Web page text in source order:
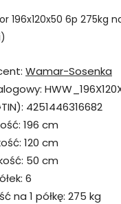
196x120x50 6p 275kg
Wamar-Sosenka
4251446316682
196 cm
120 cm
50 cm
6
na 1 półkę: 275 kg